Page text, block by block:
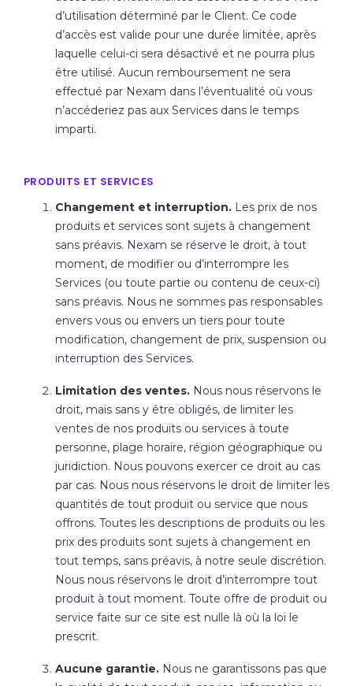
d’utilisation déterminé par le Client. Ce code
d’accès est valide pour une durée limitée, après
laquelle celui-ci sera désactivé et ne pourra plus
être utilisé. Aucun remboursement ne sera
effectué par Nexam dans l’éventualité où vous
n’accéderiez pas aux Services dans le temps
imparti.
PRODUITS ET SERVICES
Changement et interruption. Les prix de nos
produits et services sont sujets à changement
sans préavis. Nexam se réserve le droit, à tout
moment, de modifier ou d’interrompre les
Services (ou toute partie ou contenu de ceux-ci)
sans préavis. Nous ne sommes pas responsables
envers vous ou envers un tiers pour toute
modification, changement de prix, suspension ou
interruption des Services.
Limitation des ventes. Nous nous réservons le
droit, mais sans y être obligés, de limiter les
ventes de nos produits ou services à toute
personne, plage horaire, région géographique ou
juridiction. Nous pouvons exercer ce droit au cas
par cas. Nous nous réservons le droit de limiter les
quantités de tout produit ou service que nous
offrons. Toutes les descriptions de produits ou les
prix des produits sont sujets à changement en
tout temps, sans préavis, à notre seule discrétion.
Nous nous réservons le droit d’interrompre tout
produit à tout moment. Toute offre de produit ou
service faite sur ce site est nulle là où la loi le
prescrit.
Aucune garantie. Nous ne garantissons pas que